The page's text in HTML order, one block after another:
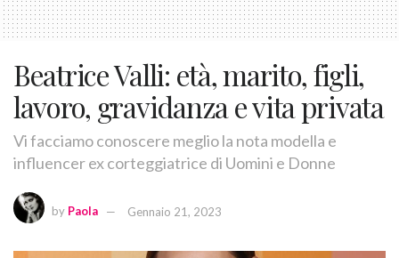
Beatrice Valli: età, marito, figli,
lavoro, gravidanza e vita privata
Vi facciamo conoscere meglio la nota modella e
influencer ex corteggiatrice di Uomini e Donne
by Paola Gennaio 21, 2023